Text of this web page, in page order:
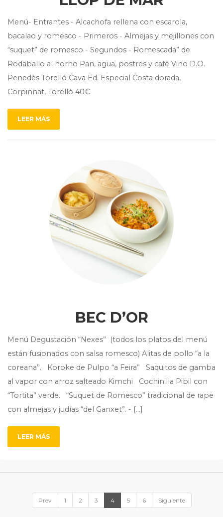
Menú- Entrantes - Alcachofa rellena con escarola,
bacalao y romesco - Primeros - Almejas y mejillones con
“suquet” de romesco - Segundos - Romescada” de
Rodaballo al horno Pan, agua, postres y café Vino D.O.
Penedès Torelló Cava Ed. Especial Costa dorada,
Corpinnat, Torelló 40€
LEER MÁS
BEC D’OR
Menú Degustación “Nexes” (todos los platos del menú
están fusionados con salsa romesco) Alitas de pollo “a la
coreana”. Koroke de Pulpo “a Feira” Saquitos de gamba
al vapor con arroz salteado Kimchi Cochinilla Pibil con
“Tortita” verde. “Suquet de Romesco” tradicional de rape
con almejas y judías “del Ganxet”. - [...]
LEER MÁS
Prev 1 2 3 4 5 6 Siguiente